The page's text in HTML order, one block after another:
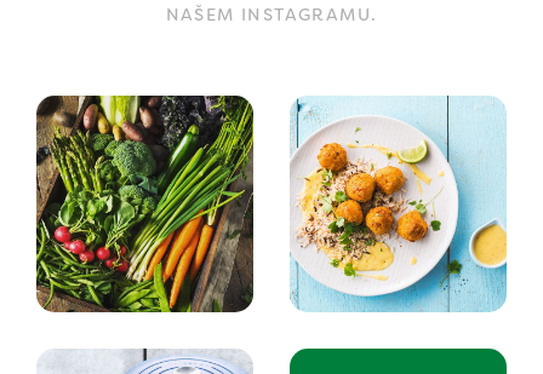
NAŠEM INSTAGRAMU.